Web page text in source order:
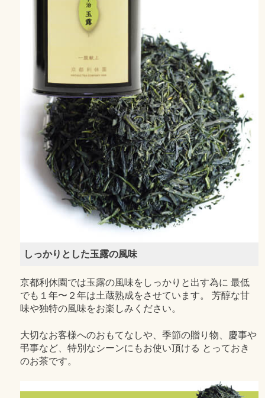
しっかりとした玉露の風味
京都利休園では玉露の風味をしっかりと出す為に 最低
でも１年〜２年は土蔵熟成をさせています。 芳醇な甘
味や独特の風味をお楽しみください。
大切なお客様へのおもてなしや、季節の贈り物、慶事や
弔事など、特別なシーンにもお使い頂ける とっておき
のお茶です。